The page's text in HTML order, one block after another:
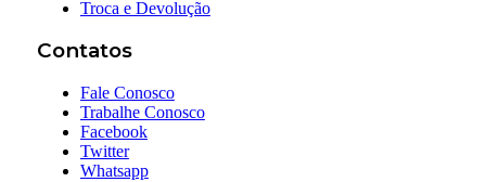
Troca e Devolução
Contatos
Fale Conosco
Trabalhe Conosco
Facebook
Twitter
Whatsapp